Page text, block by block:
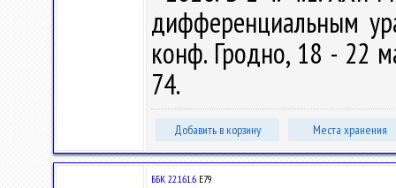
дифференциальным
конф. Гродно, 18 - 22
74.
Добавить в корзину Места хранения
ББК 22.161.6 Е79